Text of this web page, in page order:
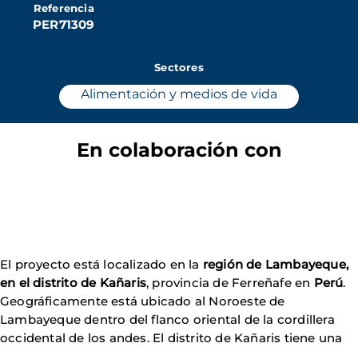
Referencia
PER71309
Sectores
Alimentación y medios de vida
En colaboración con
El proyecto está localizado en la región de Lambayeque,
en el distrito de Kañaris, provincia de Ferreñafe en Perú.
Geográficamente está ubicado al Noroeste de
Lambayeque dentro del flanco oriental de la cordillera
occidental de los andes. El distrito de Kañaris tiene una